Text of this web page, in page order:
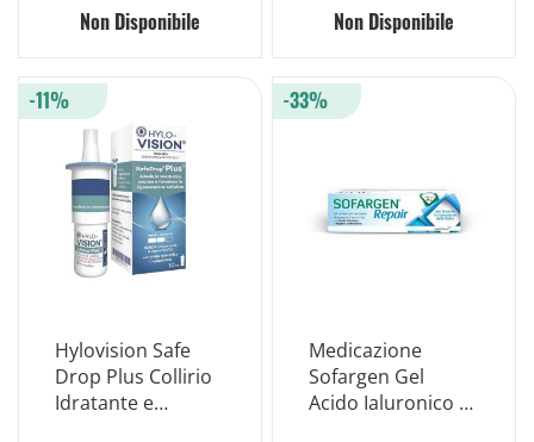
Non Disponibile Non Disponibile
Hylovision Safe
Drop Plus Collirio
Idratante e
-11%
Medicazione
Sofargen Gel
Acido Ialuronico e
-33%